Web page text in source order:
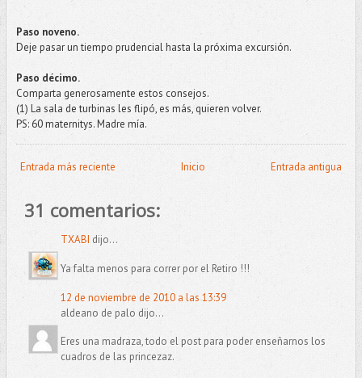
Paso noveno.
Deje pasar un tiempo prudencial hasta la próxima excursión.
Paso décimo.
Comparta generosamente estos consejos.
(1) La sala de turbinas les flipó, es más, quieren volver.
PS: 60 maternitys. Madre mía.
Entrada más reciente Entrada antigua
Inicio
31 comentarios:
TXABI dijo...
Ya falta menos para correr por el Retiro !!!
12 de noviembre de 2010 a las 13:39
aldeano de palo dijo...
Eres una madraza, todo el post para poder enseñarnos los
cuadros de las princezaz.